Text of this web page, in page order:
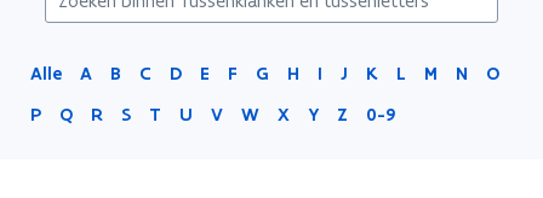
Alle A B C D E F G H I J K L M N
O
P
Q R S T U V W X Y Z 0-9